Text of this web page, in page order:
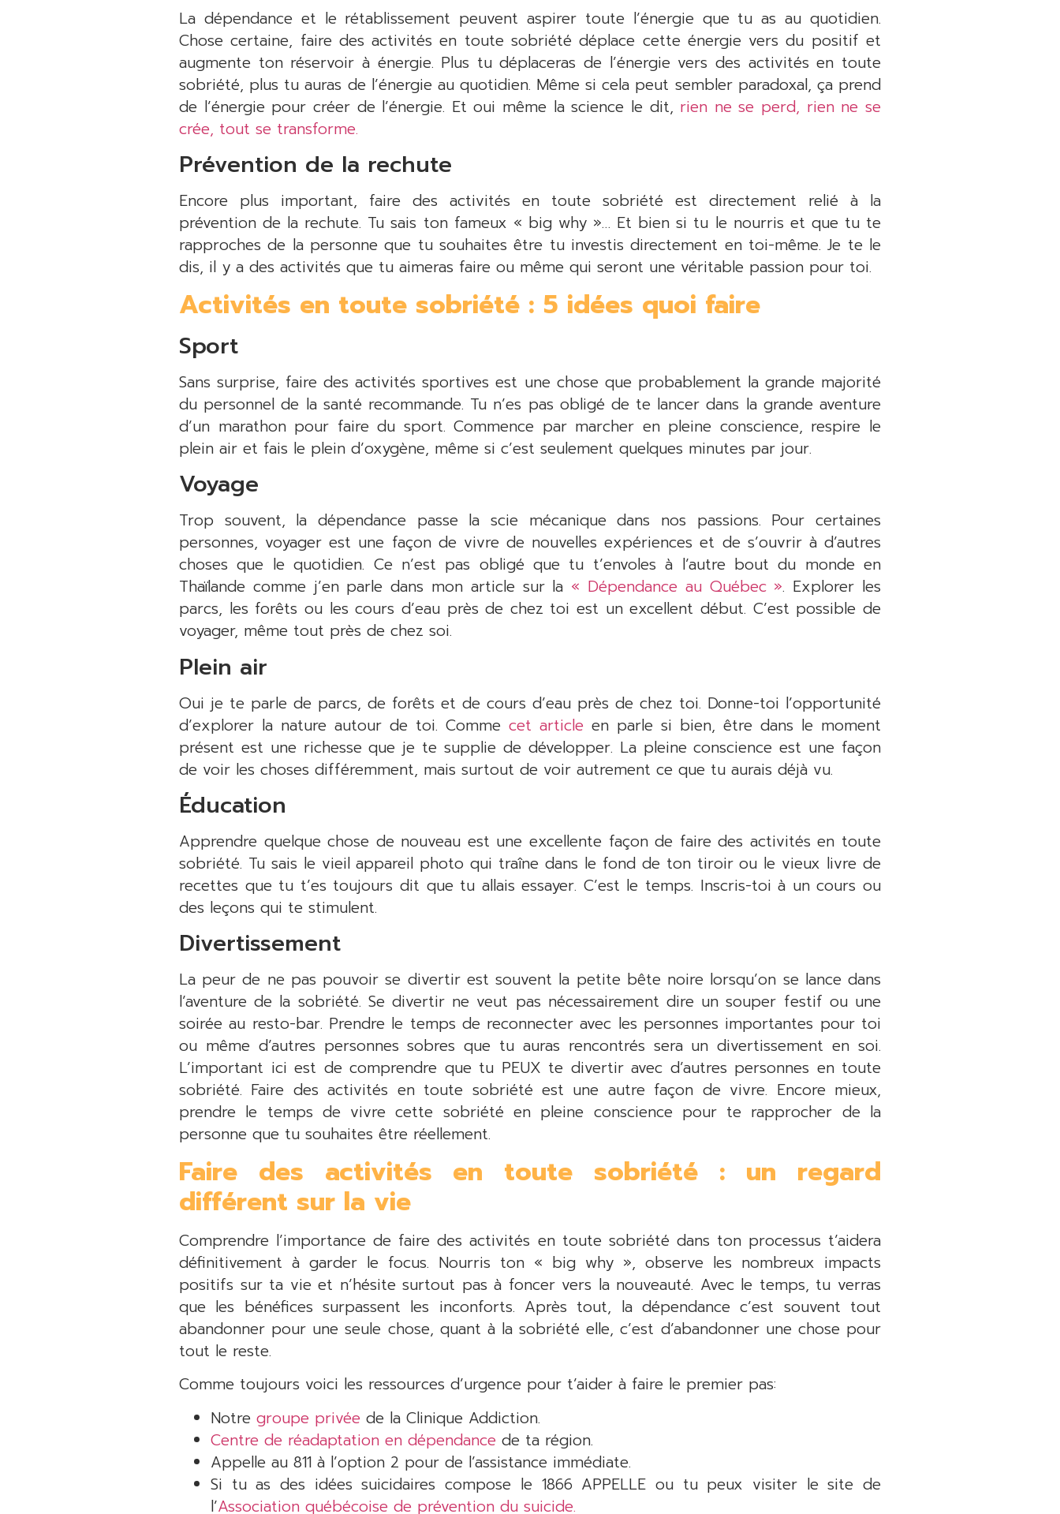
La dépendance et le rétablissement peuvent aspirer toute l’énergie que tu as au quotidien.
Chose certaine, faire des activités en toute sobriété déplace cette énergie vers du positif et
augmente ton réservoir à énergie. Plus tu déplaceras de l’énergie vers des activités en toute
sobriété, plus tu auras de l’énergie au quotidien. Même si cela peut sembler paradoxal, ça prend
de l’énergie pour créer de l’énergie. Et oui même la science le dit, rien ne se perd, rien ne se
crée, tout se transforme.
Prévention de la rechute
Encore plus important, faire des activités en toute sobriété est directement relié à la
prévention de la rechute. Tu sais ton fameux « big why »… Et bien si tu le nourris et que tu te
rapproches de la personne que tu souhaites être tu investis directement en toi-même. Je te le
dis, il y a des activités que tu aimeras faire ou même qui seront une véritable passion pour toi.
Activités en toute sobriété : 5 idées quoi faire
Sport
Sans surprise, faire des activités sportives est une chose que probablement la grande majorité
du personnel de la santé recommande. Tu n’es pas obligé de te lancer dans la grande aventure
d’un marathon pour faire du sport. Commence par marcher en pleine conscience, respire le
plein air et fais le plein d’oxygène, même si c’est seulement quelques minutes par jour.
Voyage
Trop souvent, la dépendance passe la scie mécanique dans nos passions. Pour certaines
personnes, voyager est une façon de vivre de nouvelles expériences et de s’ouvrir à d’autres
choses que le quotidien. Ce n’est pas obligé que tu t’envoles à l’autre bout du monde en
Thaïlande comme j’en parle dans mon article sur la « Dépendance au Québec ». Explorer les
parcs, les forêts ou les cours d’eau près de chez toi est un excellent début. C’est possible de
voyager, même tout près de chez soi.
Plein air
Oui je te parle de parcs, de forêts et de cours d’eau près de chez toi. Donne-toi l’opportunité
d’explorer la nature autour de toi. Comme cet article en parle si bien, être dans le moment
présent est une richesse que je te supplie de développer. La pleine conscience est une façon
de voir les choses différemment, mais surtout de voir autrement ce que tu aurais déjà vu.
Éducation
Apprendre quelque chose de nouveau est une excellente façon de faire des activités en toute
sobriété. Tu sais le vieil appareil photo qui traîne dans le fond de ton tiroir ou le vieux livre de
recettes que tu t’es toujours dit que tu allais essayer. C’est le temps. Inscris-toi à un cours ou
des leçons qui te stimulent.
Divertissement
La peur de ne pas pouvoir se divertir est souvent la petite bête noire lorsqu’on se lance dans
l’aventure de la sobriété. Se divertir ne veut pas nécessairement dire un souper festif ou une
soirée au resto-bar. Prendre le temps de reconnecter avec les personnes importantes pour toi
ou même d’autres personnes sobres que tu auras rencontrés sera un divertissement en soi.
L’important ici est de comprendre que tu PEUX te divertir avec d’autres personnes en toute
sobriété. Faire des activités en toute sobriété est une autre façon de vivre. Encore mieux,
prendre le temps de vivre cette sobriété en pleine conscience pour te rapprocher de la
personne que tu souhaites être réellement.
Faire des activités en toute sobriété : un regard
différent sur la vie
Comprendre l’importance de faire des activités en toute sobriété dans ton processus t’aidera
définitivement à garder le focus. Nourris ton « big why », observe les nombreux impacts
positifs sur ta vie et n’hésite surtout pas à foncer vers la nouveauté. Avec le temps, tu verras
que les bénéfices surpassent les inconforts. Après tout, la dépendance c’est souvent tout
abandonner pour une seule chose, quant à la sobriété elle, c’est d’abandonner une chose pour
tout le reste.
Comme toujours voici les ressources d’urgence pour t’aider à faire le premier pas:
Notre groupe privée de la Clinique Addiction.
Centre de réadaptation en dépendance de ta région.
Appelle au 811 à l’option 2 pour de l’assistance immédiate.
Si tu as des idées suicidaires compose le 1866 APPELLE ou tu peux visiter le site de
l’Association québécoise de prévention du suicide.